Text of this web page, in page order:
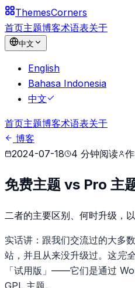
ThemesCorners
首页主题博客术语表关于
中文
English
Bahasa Indonesia
中文
首页主题博客术语表关于
博客
2024-07-18
4 分钟阅读
免费主题 vs Pro 主
二者的主要区别、何时升级，
实话讲：跟我们交流过的大多
站，并且从来没升级过。这完
「试用版」——它们是通过
GPL 主题。